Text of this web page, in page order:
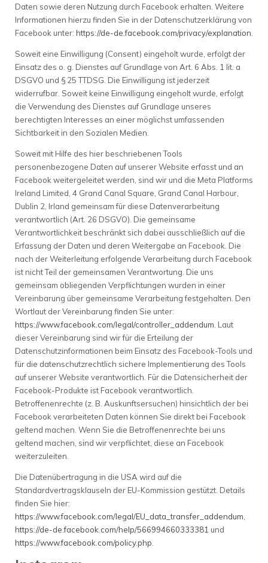
Daten sowie deren Nutzung durch Facebook erhalten. Weitere
Informationen hierzu finden Sie in der Datenschutzerklärung von
Facebook unter: https://de-de.facebook.com/privacy/explanation
Soweit eine Einwilligung (Consent) eingeholt wurde, erfolgt der
Einsatz des o. g. Dienstes auf Grundlage von Art. 6 Abs. 1 lit. a
DSGVO und § 25 TTDSG. Die Einwilligung ist jederzeit
widerrufbar. Soweit keine Einwilligung eingeholt wurde, erfolgt
die Verwendung des Dienstes auf Grundlage unseres
berechtigten Interesses an einer möglichst umfassenden
Sichtbarkeit in den Sozialen Medien.
Soweit mit Hilfe des hier beschriebenen Tools
personenbezogene Daten auf unserer Website erfasst und an
Facebook weitergeleitet werden, sind wir und die Meta Platforms
Ireland Limited, 4 Grand Canal Square, Grand Canal Harbour,
Dublin 2, Irland gemeinsam für diese Datenverarbeitung
verantwortlich (Art. 26 DSGVO). Die gemeinsame
Verantwortlichkeit beschränkt sich dabei ausschließlich auf die
Erfassung der Daten und deren Weitergabe an Facebook. Die
nach der Weiterleitung erfolgende Verarbeitung durch Facebook
ist nicht Teil der gemeinsamen Verantwortung. Die uns
gemeinsam obliegenden Verpflichtungen wurden in einer
Vereinbarung über gemeinsame Verarbeitung festgehalten. Den
Wortlaut der Vereinbarung finden Sie unter:
https://www.facebook.com/legal/controller_addendum . Laut
dieser Vereinbarung sind wir für die Erteilung der
Datenschutzinformationen beim Einsatz des Facebook-Tools und
für die datenschutzrechtlich sichere Implementierung des Tools
auf unserer Website verantwortlich. Für die Datensicherheit der
Facebook-Produkte ist Facebook verantwortlich.
Betroffenenrechte (z. B. Auskunftsersuchen) hinsichtlich der bei
Facebook verarbeiteten Daten können Sie direkt bei Facebook
geltend machen. Wenn Sie die Betroffenenrechte bei uns
geltend machen, sind wir verpflichtet, diese an Facebook
weiterzuleiten.
Die Datenübertragung in die USA wird auf die
Standardvertragsklauseln der EU-Kommission gestützt. Details
finden Sie hier:
https://www.facebook.com/legal/EU_data_transfer_addendum
https://de-de.facebook.com/help/566994660333381 und
https://www.facebook.com/policy.php